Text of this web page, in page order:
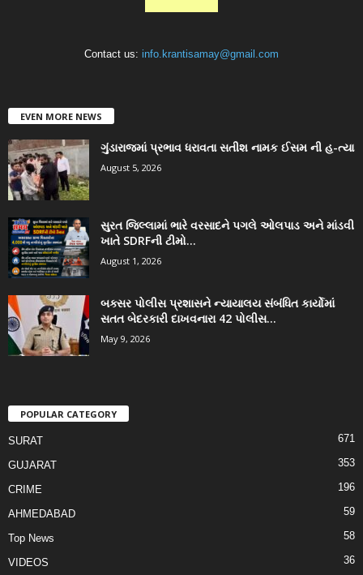
Contact us: info.krantisamay@gmail.com
EVEN MORE NEWS
ગુંડારાજમાં પ્રભાવ ધરાવતા સતીશ નામક ઈસમ ની હ-ત્યા
August 5, 2026
સુરત જિલ્લામાં ભારે વરસાદને પગલે ઓલપાડ અને માંડવી
ખાતે SDRFની ટીમો...
August 1, 2026
બક્સર પોલીસ પ્રશાસને ન્યાયાલય સંબંધિત કાર્યોમાં
સતત બેદરકારી દાખવનારા 42 પોલીસ...
May 9, 2026
POPULAR CATEGORY
SURAT 671
GUJARAT 353
CRIME 196
AHMEDABAD 59
Top News 58
VIDEOS 36